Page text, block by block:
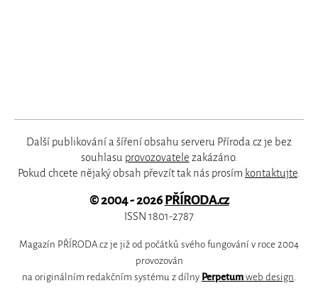
Další publikování a šíření obsahu serveru Příroda.cz je bez
souhlasu provozovatele zakázáno.
Pokud chcete nějaký obsah převzít tak nás prosím kontaktujte.
© 2004 - 2026PŘÍRODA.cz
ISSN 1801-2787
Magazín PŘÍRODA.cz je již od počátků svého fungování v roce 2004
provozován
na originálním redakčním systému z dílny Perpetum web design